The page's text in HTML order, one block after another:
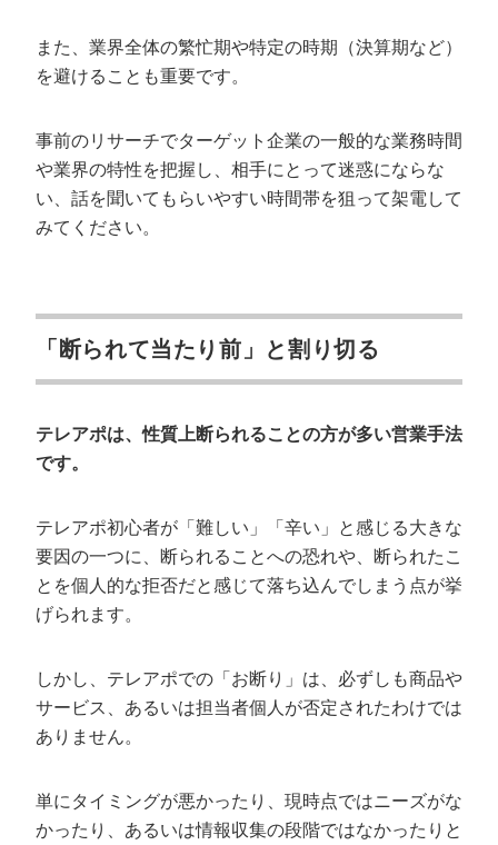
また、業界全体の繁忙期や特定の時期（決算期など）
を避けることも重要です。
事前のリサーチでターゲット企業の一般的な業務時間
や業界の特性を把握し、相手にとって迷惑にならな
い、話を聞いてもらいやすい時間帯を狙って架電して
みてください。
「断られて当たり前」と割り切る
テレアポは、性質上断られることの方が多い営業手法
です。
テレアポ初心者が「難しい」「辛い」と感じる大きな
要因の一つに、断られることへの恐れや、断られたこ
とを個人的な拒否だと感じて落ち込んでしまう点が挙
げられます。
しかし、テレアポでの「お断り」は、必ずしも商品や
サービス、あるいは担当者個人が否定されたわけでは
ありません。
単にタイミングが悪かったり、現時点ではニーズがな
かったり、あるいは情報収集の段階ではなかったりと